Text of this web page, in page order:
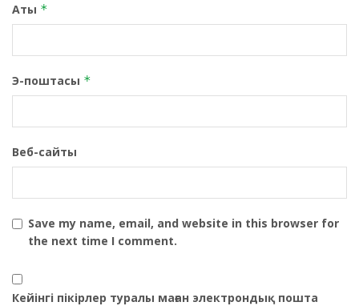
Аты *
Э-поштасы *
Веб-сайты
Save my name, email, and website in this browser for
the next time I comment.
Кейінгі пікірлер туралы маған электрондық пошта